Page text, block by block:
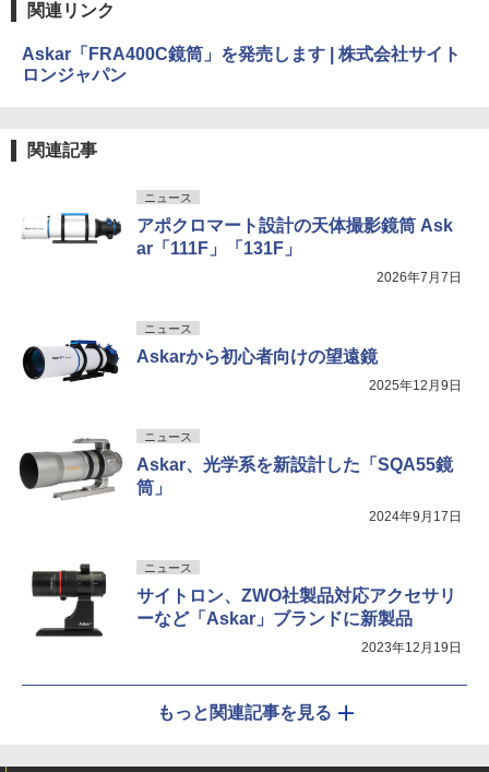
関連リンク
Askar「FRA400C鏡筒」を発売します | 株式会社サイト
ロンジャパン
関連記事
ニュース
アポクロマート設計の天体撮影鏡筒 Ask
ar「111F」「131F」
2026年7月7日
ニュース
Askarから初心者向けの望遠鏡
2025年12月9日
ニュース
Askar、光学系を新設計した「SQA55鏡
筒」
2024年9月17日
ニュース
サイトロン、ZWO社製品対応アクセサリ
ーなど「Askar」ブランドに新製品
2023年12月19日
もっと関連記事を見る